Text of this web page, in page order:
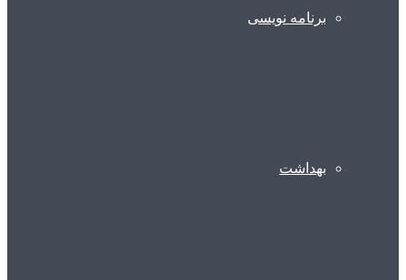
برنامه نویسی
بهداشت